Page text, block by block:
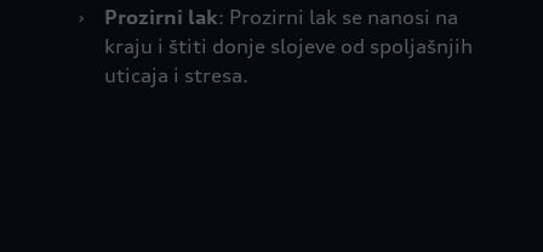
›
Prozirni lak: Prozirni lak se nanosi na
kraju i štiti donje slojeve od spoljašnjih
uticaja i stresa.